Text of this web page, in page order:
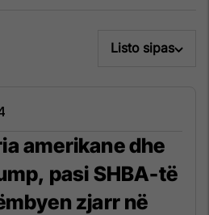
Listo sipas
amerikane dhe
pasi SHBA-të
zjarr në